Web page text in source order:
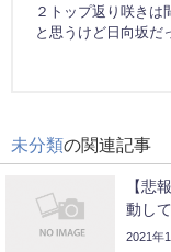
２トップ返り咲きは
と思うけど日向坂だ
未分類の関連記事
【悲
動し
2021年